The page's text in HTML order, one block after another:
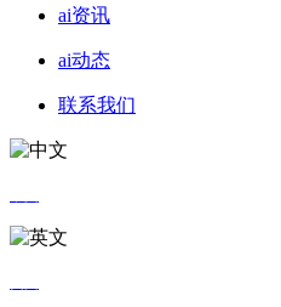
ai资讯
ai动态
联系我们